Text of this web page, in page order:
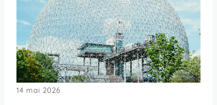
14 mai 2026